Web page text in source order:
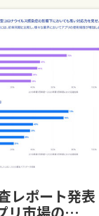
レポート発表